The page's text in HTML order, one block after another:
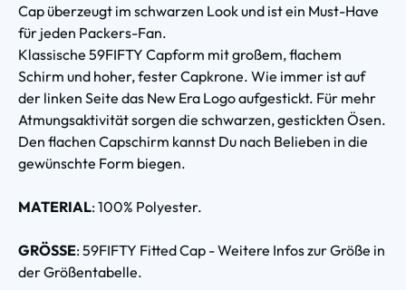
Cap überzeugt im schwarzen Look und ist ein Must-Have
für jeden Packers-Fan.
Klassische 59FIFTY Capform mit großem, flachem
Schirm und hoher, fester Capkrone. Wie immer ist auf
der linken Seite das New Era Logo aufgestickt. Für mehr
Atmungsaktivität sorgen die schwarzen, gestickten Ösen.
Den flachen Capschirm kannst Du nach Belieben in die
gewünschte Form biegen.
MATERIAL: 100% Polyester.
GRÖSSE: 59FIFTY Fitted Cap - Weitere Infos zur Größe in
der Größentabelle.